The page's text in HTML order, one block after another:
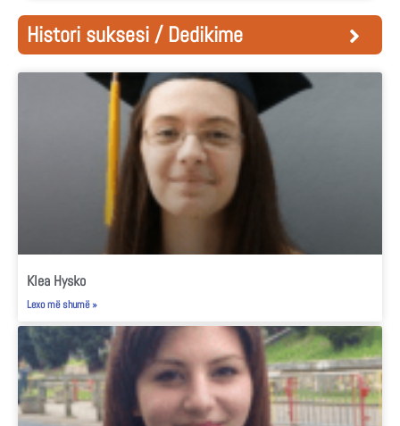
Histori suksesi / Dedikime
Klea Hysko
Lexo më shumë »